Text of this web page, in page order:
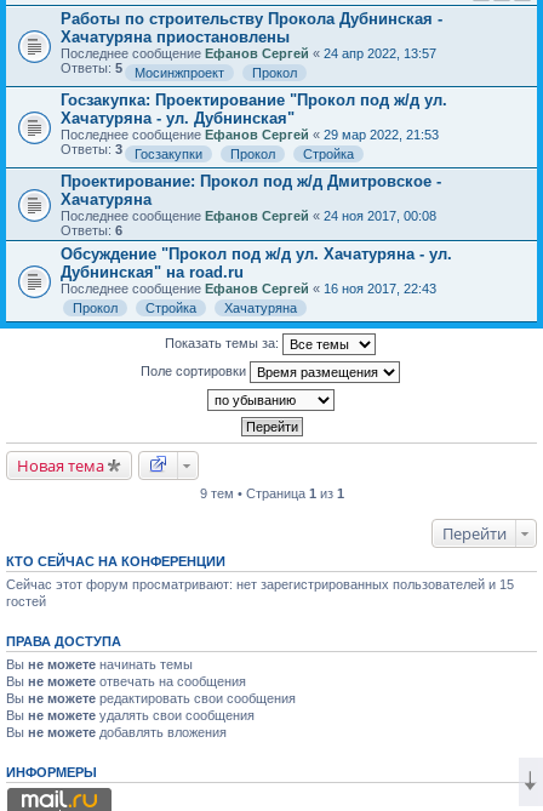
Работы по строительству Прокола Дубнинская -
Хачатуряна приостановлены
Последнее сообщение Ефанов Сергей « 24 апр 2022, 13:57
Ответы: 5 Мосинжпроект Прокол
Госзакупка: Проектирование "Прокол под ж/д ул.
Хачатуряна - ул. Дубнинская"
Последнее сообщение Ефанов Сергей « 29 мар 2022, 21:53
Ответы: 3 Госзакупки Прокол Стройка
Проектирование: Прокол под ж/д Дмитровское -
Хачатуряна
Последнее сообщение Ефанов Сергей « 24 ноя 2017, 00:08
Ответы: 6
Обсуждение "Прокол под ж/д ул. Хачатуряна - ул.
Дубнинская" на road.ru
Последнее сообщение Ефанов Сергей « 16 ноя 2017, 22:43
Прокол
Стройка Хачатуряна
Показать темы за:
Поле сортировки
Новая тема
9 тем • Страница 1 из 1
Перейти
КТО СЕЙЧАС НА КОНФЕРЕНЦИИ
Сейчас этот форум просматривают: нет зарегистрированных пользователей и 15
гостей
ПРАВА ДОСТУПА
Вы не можете начинать темы
Вы не можете отвечать на сообщения
Вы не можете редактировать свои сообщения
Вы не можете удалять свои сообщения
Вы не можете добавлять вложения
ИНФОРМЕРЫ